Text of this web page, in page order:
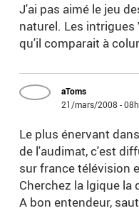
J'ai pas aimé le jeu
naturel. Les intrigues
qu'il comparait à
aToms
21/mars/2008 -
Le plus énervant
de l'audimat, c'est
sur france télévision
Cherchez la lgique la
A bon entendeur, saut